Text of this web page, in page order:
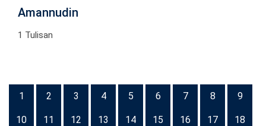
Amannudin
1 Tulisan
1 2 3 4 5 6 7 8 9
10 11 12 13 14 15 16 17 18